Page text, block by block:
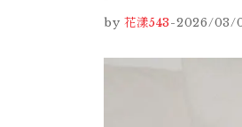
by 花漾543-2026/03/